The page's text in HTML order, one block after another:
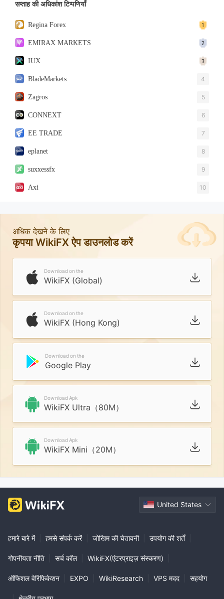
सप्ताह की अधिकांश टिप्पणियाँ
Regina Forex
EMIRAX MARKETS
IUX
BladeMarkets 4
Zagros 5
CONNEXT 6
EE TRADE 7
eplanet 8
suxxessfx 9
Axi 10
अधिक देखने के लिए
कृपया WikiFX ऐप डाउनलोड करें
Download on the
WikiFX (Global)
Download on the
WikiFX (Hong Kong)
Download on the
Google Play
Download Apk
WikiFX Ultra（80M）
Download Apk
WikiFX Mini（20M）
United States
हमारे बारे में हमसे संपर्क करें जोखिम की चेतावनी उपयोग की शर्तें
गोपनीयता नीति सर्च कॉल WikiFX(एंटरप्राइज़ संस्करण)
ऑफिशल वेरिफिकेशन EXPO WikiResearch VPS मदद सहयोग